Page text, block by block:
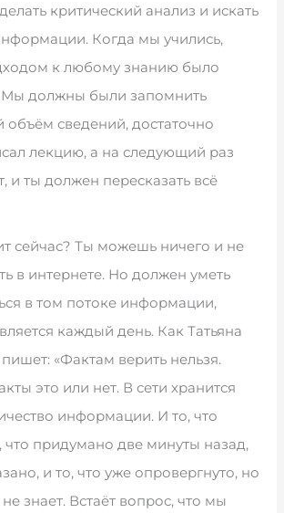
критический анализ и искать
Когда мы учились,
к любому знанию было
должны были запомнить
сведений, достаточно
лекцию, а на следующий раз
и ты должен пересказать всё
сейчас? Ты можешь ничего и не
в интернете. Но должен уметь
в том потоке информации,
каждый день. Как Татьяна
«Фактам верить нельзя.
это или нет. В сети хранится
информации. И то, что
что придумано две минуты назад,
и то, что уже опровергнуто, но
знает. Встаёт вопрос, что мы